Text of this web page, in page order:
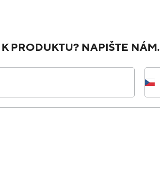
PRODUKTU? NAPIŠTE NÁM.